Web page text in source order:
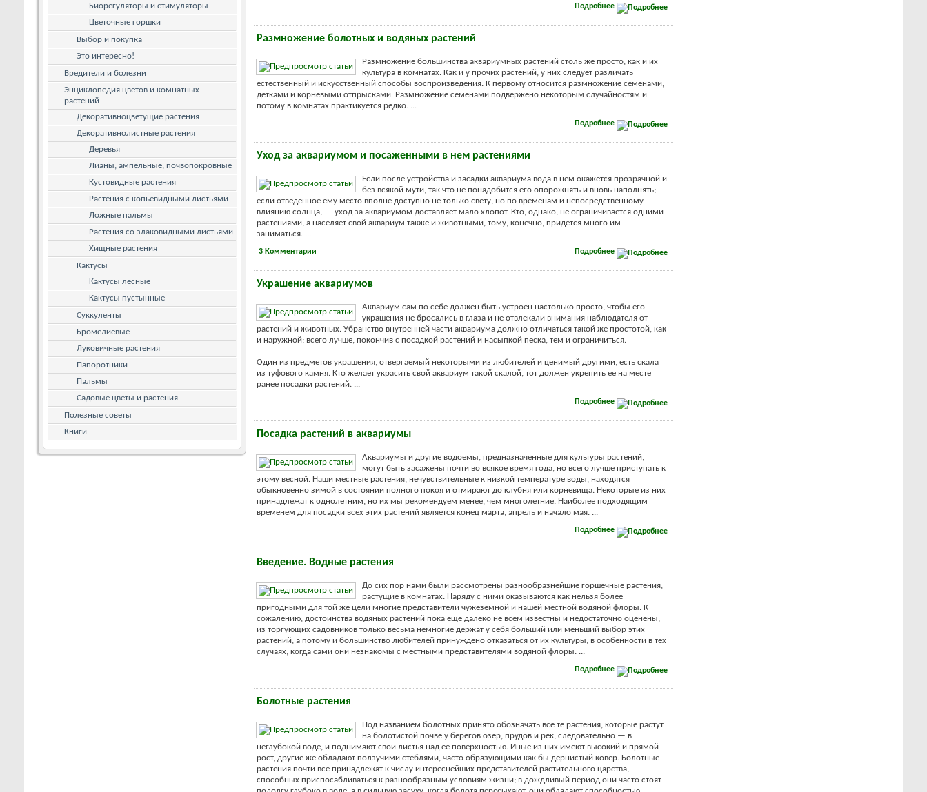
Подробнее
Размножение болотных и водяных растений
Размножение большинства аквариумных растений столь же просто, как и их
культура в комнатах. Как и у прочих растений, у них следует различать
естественный и искусственный способы воспроизведения. К первому относится размножение семенами,
детками и корневыми отпрысками. Размножение семенами подвержено некоторым случайностям и
потому в комнатах практикуется редко. ...
Подробнее
Уход за аквариумом и посаженными в нем растениями
Если после устройства и засадки аквариума вода в нем окажется прозрачной и
без всякой мути, так что не понадобится его опорожнять и вновь наполнять;
если отведенное ему место вполне доступно не только свету, но по временам и непосредственному
влиянию солнца, — уход за аквариумом доставляет мало хлопот. Кто, однако, не ограничивается одними
растениями, а населяет свой аквариум также и животными, тому, конечно, придется много им
заниматься. ...
Подробнее
3 Комментарии
Украшение аквариумов
Аквариум сам по себе должен быть устроен настолько просто, чтобы его
украшения не бросались в глаза и не отвлекали внимания наблюдателя от
растений и животных. Убранство внутренней части аквариума должно отличаться такой же простотой, как
и наружной; всего лучше, покончив с посадкой растений и насыпкой песка, тем и ограничиться.
Один из предметов украшения, отвергаемый некоторыми из любителей и ценимый другими, есть скала
из туфового камня. Кто желает украсить свой аквариум такой скалой, тот должен укрепить ее на месте
ранее посадки растений. ...
Подробнее
Посадка растений в аквариумы
Аквариумы и другие водоемы, предназначенные для культуры растений,
могут быть засажены почти во всякое время года, но всего лучше приступать к
этому весной. Наши местные растения, нечувствительные к низкой температуре воды, находятся
обыкновенно зимой в состоянии полного покоя и отмирают до клубня или корневища. Некоторые из них
принадлежат к однолетним, но их мы рекомендуем менее, чем многолетние. Наиболее подходящим
временем для посадки всех этих растений является конец марта, апрель и начало мая. ...
Подробнее
Введение. Водные растения
До сих пор нами были рассмотрены разнообразнейшие горшечные растения,
растущие в комнатах. Наряду с ними оказываются как нельзя более
пригодными для той же цели многие представители чужеземной и нашей местной водяной флоры. К
сожалению, достоинства водяных растений пока еще далеко не всем известны и недостаточно оценены;
из торгующих садовников только весьма немногие держат у себя больший или меньший выбор этих
растений, а потому и большинство любителей принуждено отказаться от их культуры, в особенности в тех
случаях, когда сами они незнакомы с местными представителями водяной флоры. ...
Подробнее
Болотные растения
Под названием болотных принято обозначать все те растения, которые растут
на болотистой почве у берегов озер, прудов и рек, следовательно — в
неглубокой воде, и поднимают свои листья над ее поверхностью. Иные из них имеют высокий и прямой
рост, другие же обладают ползучими стеблями, часто образующими как бы дернистый ковер. Болотные
растения почти все принадлежат к числу интереснейших представителей растительного царства,
способных приспосабливаться к разнообразным условиям жизни; в дождливый период они часто стоят
Биорегуляторы и стимуляторы
Цветочные горшки
Выбор и покупка
Это интересно!
Вредители и болезни
Энциклопедия цветов и комнатных
растений
Декоративноцветущие растения
Декоративнолистные растения
Деревья
Лианы, ампельные, почвопокровные
Кустовидные растения
Растения с копьевидными листьями
Ложные пальмы
Растения со злаковидными листьями
Хищные растения
Кактусы
Кактусы лесные
Кактусы пустынные
Суккуленты
Бромелиевые
Луковичные растения
Папоротники
Пальмы
Садовые цветы и растения
Полезные советы
Книги